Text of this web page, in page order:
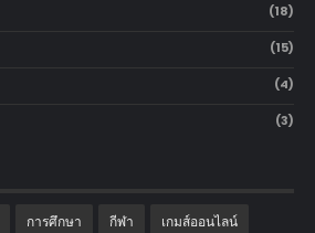
(18)
(15)
(4)
(3)
การศึกษา กีฬา เกมส์ออนไลน์